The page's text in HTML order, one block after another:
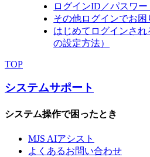
ログインID／パスワ
その他ログインでお困
はじめてログインさ
の設定方法）
TOP
システムサポート
システム操作で困ったとき
MJS AIアシスト
よくあるお問い合わせ